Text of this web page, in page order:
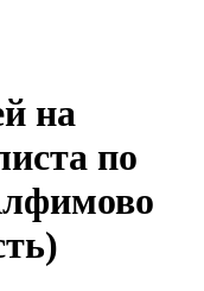
на
по